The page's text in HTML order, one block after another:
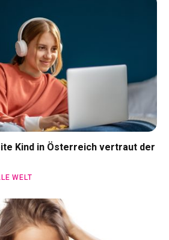
Kind in Österreich vertraut der
WELT